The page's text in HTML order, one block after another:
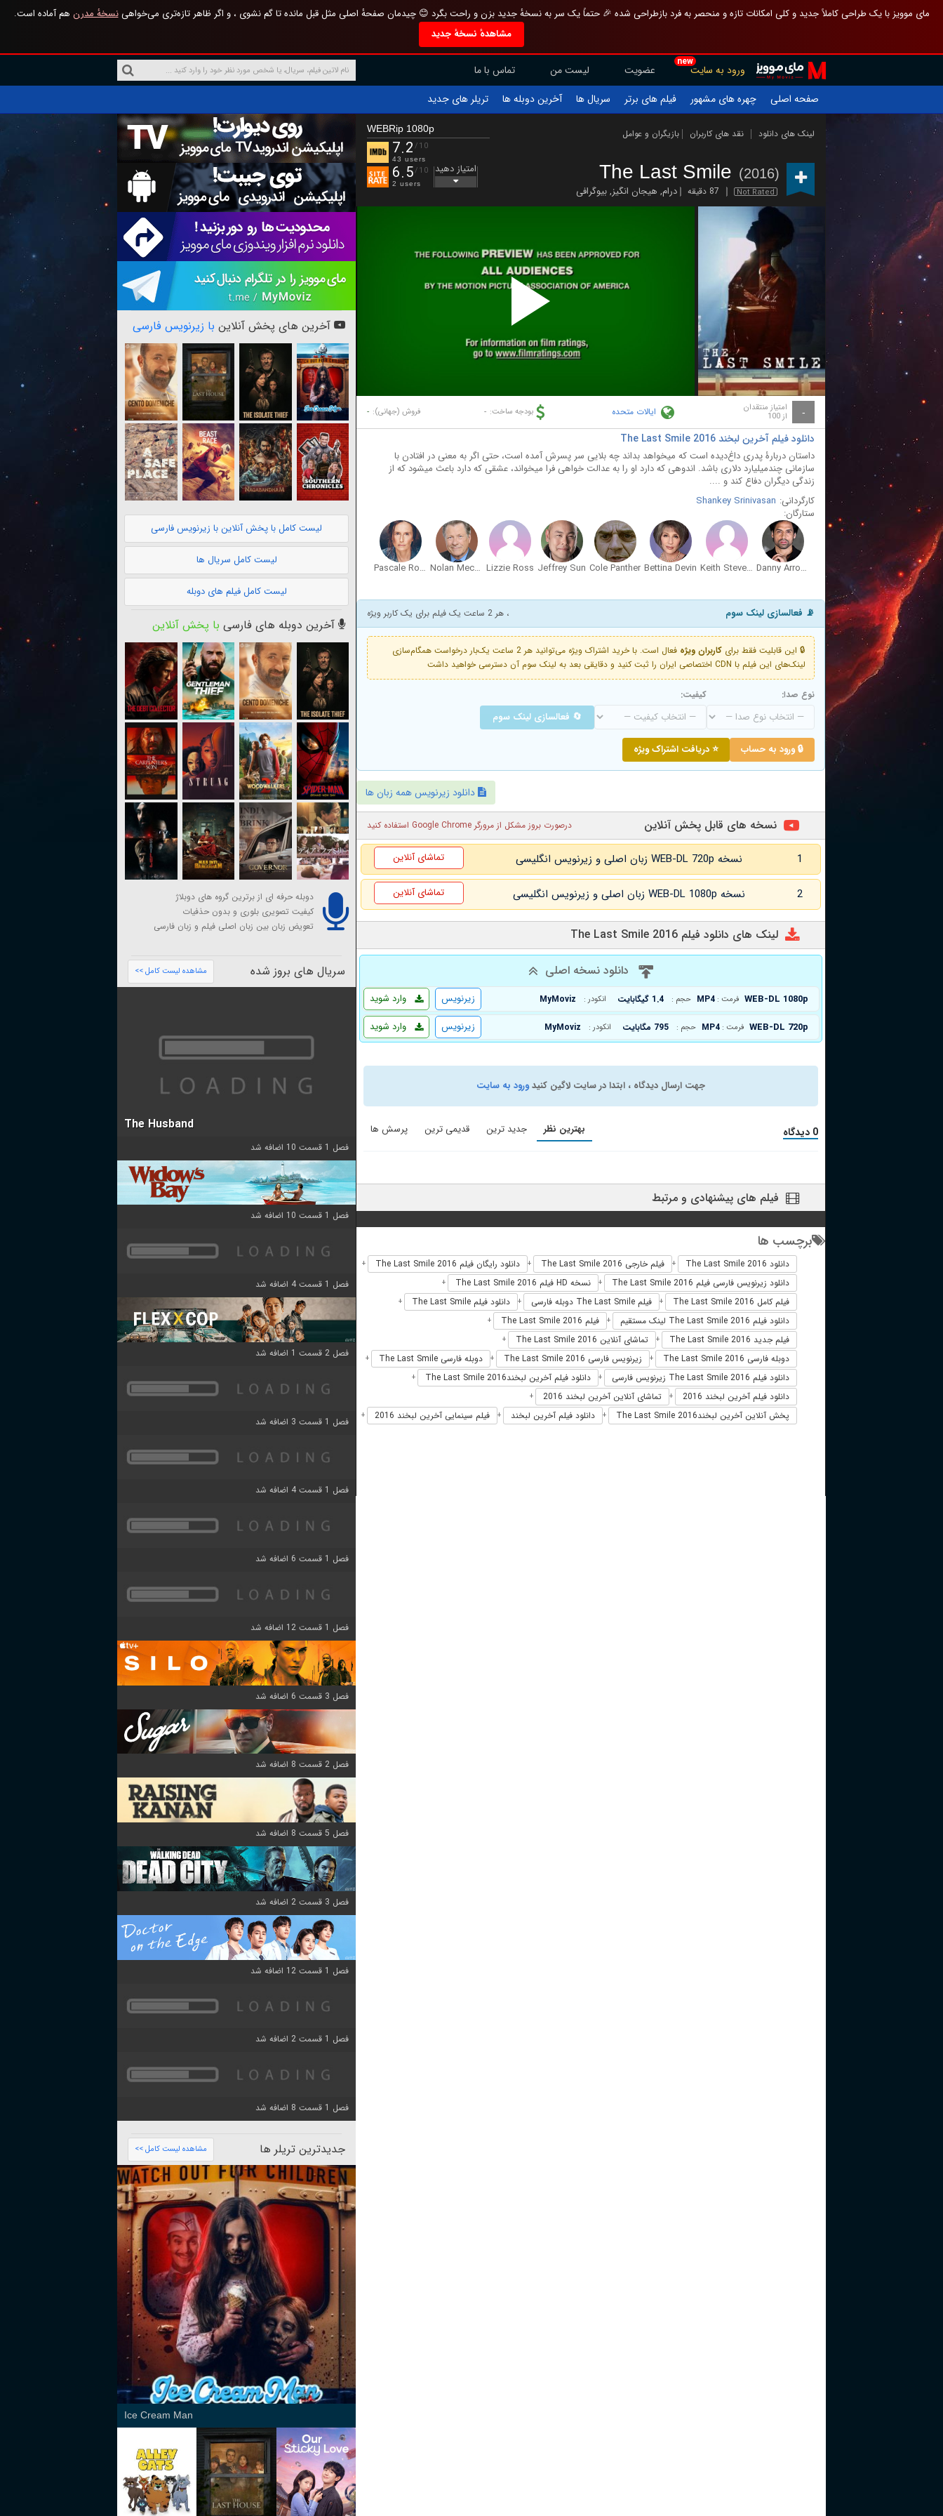
مای موویز با یک طراحی کاملاً جدید و کلی امکانات تازه و منحصر به فرد بازطراحی شده 🎉 حتماً یک سر به نسخهٔ جدید بزن و راحت بگرد 😊 چیدمان صفحهٔ اصلی مثل قبل مانده تا گم نشوی ، و اگر ظاهر تازه‌تری می‌خواهینسخهٔ مدرن هم آماده است.
مشاهدهٔ نسخهٔ جدید
new
ورود به سایت عضویت لیست من
تماس با ما
صفحه اصلی
چهره های مشهور فیلم های برتر سریال ها آخرین دوبله ها تریلر های جدید
لینک های دانلود نقد های کاربران بازیگران و عوامل
The Last Smile (2016)
Not Rated 87 دقیقه درام, هیجان انگیز,بیوگرافی
WEBRip 1080p
7.2 /10
43 users
6.5/10
2 users
امتیاز دهید
Play
Video
- امتیاز منتقدان
از 100 ایالات متحده بودجه ساخت: - فروش (جهانی): -
دانلود فیلم آخرین لبخند The Last Smile 2016
داستان دربارۀ پدری داغ‌دیده است که میخواهد بداند چه بلایی سر پسرش آمده است، حتی اگر به معنی در افتادن با
سازمانی چندمیلیارد دلاری باشد. اندوهی که دارد او را به عدالت خواهی فرا میخواند، عشقی که دارد باعث میشود که از
زندگی دیگران دفاع کند و ....
کارگردانی: Shankey Srinivasan
ستارگان:
Danny Arroyo
Keith Stevenson
Bettina Devin
Cole Panther
Jeffrey Sun
Lizzie Ross
Nolan Mecham
Pascale Roger-McKeever
📡 فعالسازی لینک سوم ، هر 2 ساعت یک فیلم برای یک کاربر ویژه
🔒 این قابلیت فقط برای کاربران ویژه
فعال است. با خرید اشتراک ویژه می‌توانید هر 2 ساعت یک‌بار درخواست همگام‌سازی
لینک‌های این فیلم با CDN اختصاصی ایران را ثبت کنید و دقایقی بعد به لینک سوم آن دسترسی خواهید داشت
نوع صدا: کیفیت:
🔄 فعالسازی لینک سوم
🔒 ورود به حساب ⭐ دریافت اشتراک ویژه
دانلود زیرنویس همه زبان ها
نسخه های قابل پخش آنلاین درصورت بروز مشکل از مرورگر Google Chrome استفاده کنید
1 نسخه WEB-DL 720p زبان اصلی و زیرنویس انگلیسی تماشای آنلاین
2 نسخه WEB-DL 1080p زبان اصلی و زیرنویس انگلیسی تماشای آنلاین
لینک های دانلود فیلم The Last Smile 2016
دانلود نسخه اصلی
WEB-DL 1080p فرمت : MP4 حجم : 1.4 گیگابایت انکودر : MyMoviz وارد شوید
زیرنویس
WEB-DL 720p فرمت : MP4 حجم : 795 مگابایت انکودر : MyMoviz وارد شوید زیرنویس
جهت ارسال دیدگاه ، ابتدا در سایت لاگین کنیدورود به سایت
0 دیدگاه بهترین نظر جدید ترین قدیمی ترین پرسش ها
فیلم های پیشنهادی و مرتبط
برچسب ها
دانلود The Last Smile 2016 + فیلم خارجی The Last Smile 2016 + دانلود رایگان فیلم The Last Smile 2016 +
دانلود زیرنویس فارسی فیلم The Last Smile 2016 + نسخه HD فیلم The Last Smile 2016 +
فیلم کامل The Last Smile 2016 + فیلم The Last Smile دوبله فارسی + دانلود فیلم The Last Smile +
دانلود فیلم The Last Smile 2016 لینک مستقیم + فیلم The Last Smile 2016 +
فیلم جدید The Last Smile 2016 + تماشای آنلاین The Last Smile 2016 +
دوبله فارسی The Last Smile 2016 + زیرنویس فارسی The Last Smile 2016 + دوبله فارسی The Last Smile +
دانلود فیلم The Last Smile 2016 زیرنویس فارسی + دانلود فیلم آخرین لبخندThe Last Smile 2016 +
دانلود فیلم آخرین لبخند 2016 + تماشای آنلاین آخرین لبخند 2016 +
پخش آنلاین آخرین لبخندThe Last Smile 2016 + دانلود فیلم آخرین لبخند + فیلم سینمایی آخرین لبخند 2016 +
آخرین های پخش آنلاین با زیرنویس فارسی
لیست کامل با پخش آنلاین با زیرنویس فارسی
لیست کامل سریال ها
لیست کامل فیلم های دوبله
آخرین دوبله های فارسی با پخش آنلاین
دوبله حرفه ای از برترین گروه های دوبلاژ
کیفیت تصویری بلوری و بدون حذفیات
تعویض زبان بین زبان اصلی فیلم و زبان فارسی
سریال های بروز شده مشاهده لیست کامل >>
The Husband
فصل 1 قسمت 10 اضافه شد
فصل 1 قسمت 10 اضافه شد
فصل 1 قسمت 4 اضافه شد
فصل 2 قسمت 1 اضافه شد
فصل 1 قسمت 3 اضافه شد
فصل 1 قسمت 4 اضافه شد
فصل 1 قسمت 6 اضافه شد
فصل 1 قسمت 12 اضافه شد
فصل 3 قسمت 6 اضافه شد
فصل 2 قسمت 8 اضافه شد
فصل 5 قسمت 8 اضافه شد
فصل 3 قسمت 2 اضافه شد
فصل 1 قسمت 12 اضافه شد
فصل 1 قسمت 2 اضافه شد
فصل 1 قسمت 8 اضافه شد
جدیدترین تریلر ها مشاهده لیست کامل >>
Ice Cream Man